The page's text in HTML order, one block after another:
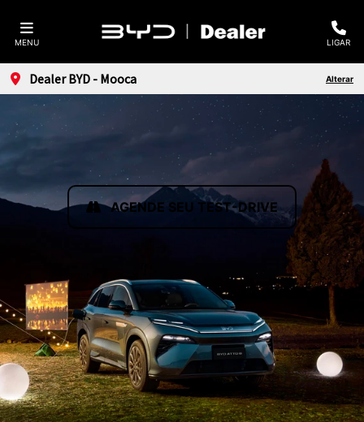
MENU LIGAR
Dealer BYD - Mooca Alterar
AGENDE SEU TEST-DRIVE